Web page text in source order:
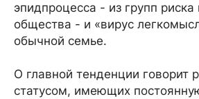
эпидпроцесса - из групп риска
общества - и «вирус
обычной семье.
О главной тенденции говорит
статусом, имеющих